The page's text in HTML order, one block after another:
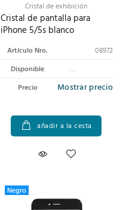
Cristal de exhibición
Cristal de pantalla para
iPhone 5/5s blanco
Artículo Nro.
08972
Disponible
Precio
Mostrar precio
añadir a la cesta
Negro